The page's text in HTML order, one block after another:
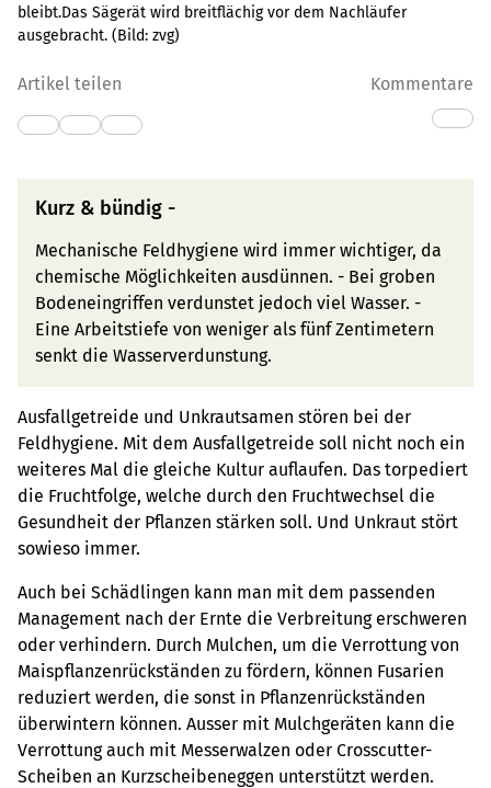
bleibt.Das Sägerät wird breitflächig vor dem Nachläufer
ausgebracht. (Bild: zvg)
Artikel teilen Kommentare
Kurz & bündig -
Mechanische Feldhygiene wird immer wichtiger, da
chemische Möglichkeiten ausdünnen. - Bei groben
Bodeneingriffen verdunstet jedoch viel Wasser. -
Eine Arbeitstiefe von weniger als fünf Zentimetern
senkt die Wasserverdunstung.
Ausfallgetreide und Unkrautsamen stören bei der
Feldhygiene. Mit dem Ausfallgetreide soll nicht noch ein
weiteres Mal die gleiche Kultur auflaufen. Das torpediert
die Fruchtfolge, welche durch den Fruchtwechsel die
Gesundheit der Pflanzen stärken soll. Und Unkraut stört
sowieso immer.
Auch bei Schädlingen kann man mit dem passenden
Management nach der Ernte die Verbreitung erschweren
oder verhindern. Durch Mulchen, um die Verrottung von
Maispflanzenrückständen zu fördern, können Fusarien
reduziert werden, die sonst in Pflanzenrückständen
überwintern können. Ausser mit Mulchgeräten kann die
Verrottung auch mit Messerwalzen oder Crosscutter-
Scheiben an Kurzscheibeneggen unterstützt werden.